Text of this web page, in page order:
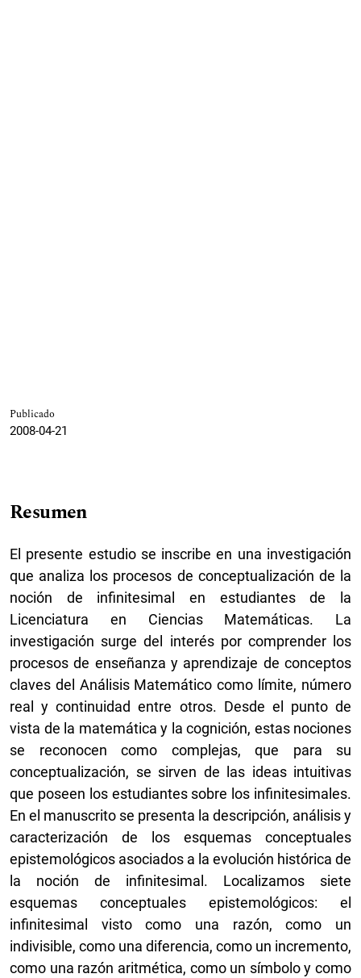
Publicado
2008-04-21
Resumen
El presente estudio se inscribe en una investigación
que analiza los procesos de conceptualización de la
noción de infinitesimal en estudiantes de la
Licenciatura en Ciencias Matemáticas. La
investigación surge del interés por comprender los
procesos de enseñanza y aprendizaje de conceptos
claves del Análisis Matemático como límite, número
real y continuidad entre otros. Desde el punto de
vista de la matemática y la cognición, estas nociones
se reconocen como complejas, que para su
conceptualización, se sirven de las ideas intuitivas
que poseen los estudiantes sobre los infinitesimales.
En el manuscrito se presenta la descripción, análisis y
caracterización de los esquemas conceptuales
epistemológicos asociados a la evolución histórica de
la noción de infinitesimal. Localizamos siete
esquemas conceptuales epistemológicos: el
infinitesimal visto como una razón, como un
indivisible, como una diferencia, como un incremento,
como una razón aritmética, como un símbolo y como